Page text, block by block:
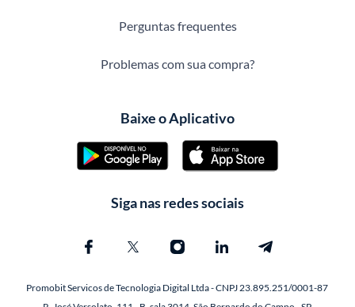
Perguntas frequentes
Problemas com sua compra?
Baixe o Aplicativo
Siga nas redes sociais
Promobit Servicos de Tecnologia Digital Ltda - CNPJ 23.895.251/0001-87